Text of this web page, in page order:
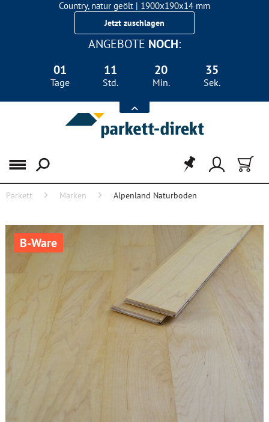
Country, natur geölt | 1900x190x14 mm
Landhausdiele Eiche für nur 29,90 €/m²
Jetzt zuschlagen
ANGEBOTE NOCH:
01
Tage
11
Std.
20
Min.
35
Sek.
Menü
Parkett Marken Alpenland Naturboden
B-Ware